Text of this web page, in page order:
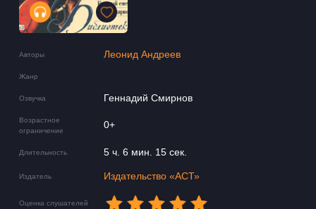
Авторы Леонид Андреев
Жанр
Озвучка Геннадий Смирнов
Возрастное
ограничение
0+
Длительность 5 ч. 6 мин. 15 сек.
Издатель Издательство «АСТ»
Оценка слушателей